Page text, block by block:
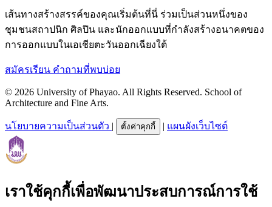
เส้นทางสร้างสรรค์ของคุณเริ่มต้นที่นี่ ร่วมเป็นส่วนหนึ่งของ
ชุมชนสถาปนิก ศิลปิน และนักออกแบบที่กำลังสร้างอนาคตของ
การออกแบบในเอเชียตะวันออกเฉียงใต้
สมัครเรียน คำถามที่พบบ่อย
© 2026 University of Phayao. All Rights Reserved. School of
Architecture and Fine Arts.
นโยบายความเป็นส่วนตัว | ตั้งค่าคุกกี้ | แผนผังเว็บไซต์
เราใช้คุกกี้เพื่อพัฒนาประสบการณ์การใช้